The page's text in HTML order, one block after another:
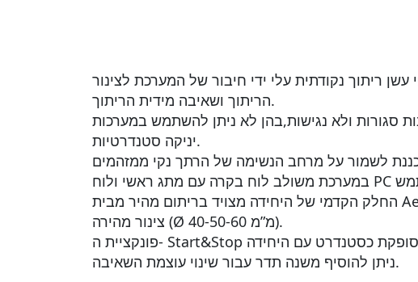
ריתוך נקודתית עלי ידי חיבור של המערכת לצינור
הריתוך ושאיבה מידית הריתוך.
סגורות ולא נגישות,בהן לא ניתן להשתמש במערכות
יניקה סטנדרטיות.
החלק הקדמי של היחידה מצויד בריתום מהיר מבית Aerservice להבטחת החלפת
צינור מהירה (Ø 40-50-60 מ”מ).
ניתן להוסיף משנה תדר עבור שינוי עוצמת השאיבה.